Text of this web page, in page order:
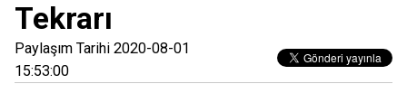
Tekrarı
Paylaşım Tarihi 2020-08-01
15:53:00